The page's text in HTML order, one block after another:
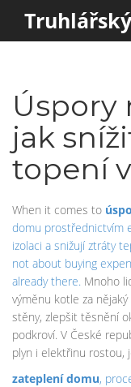
Úspory
jak
topení
When it comes to
domu prostřednictvím
izolaci a snižují ztráty
not about buying
already there. Mnoho
výměnu kotle za
stěny, zlepšit těsnění
podkroví. V České
plyn i elektřinu rostou,
zateplení domu,